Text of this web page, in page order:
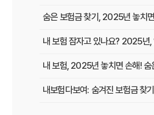
숨은 보험금 찾기, 2025년 놓치
내 보험 잠자고 있나요? 2025년,
내 보험, 2025년 놓치면 손해! 숨
내보험다보여: 숨겨진 보험금 찾